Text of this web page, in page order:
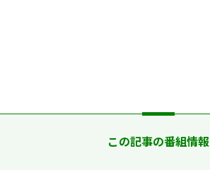
この記事の番組情報